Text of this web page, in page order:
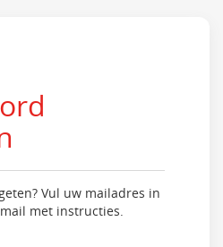
Vul uw mailadres in
met instructies.